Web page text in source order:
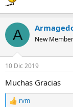
A New Member
10 Dic 2019
Muchas Gracias
R rvm